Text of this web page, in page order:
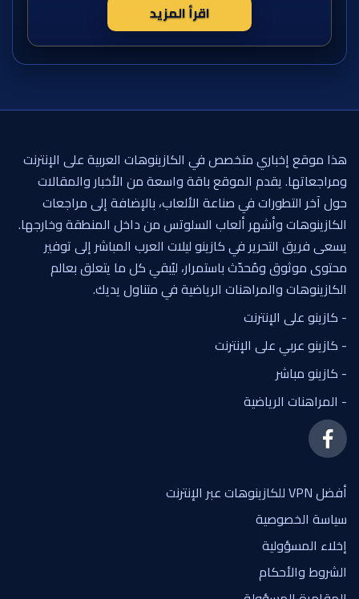
اقرأ المزيد
هذا موقع إخباري متخصص في الكازينوهات العربية على الإنترنت
ومراجعاتها. يقدم الموقع باقة واسعة من الأخبار والمقالات
حول آخر التطورات في صناعة الألعاب، بالإضافة إلى مراجعات
الكازينوهات وأشهر ألعاب السلوتس من داخل المنطقة وخارجها.
يسعى فريق التحرير في كازينو ليلات العرب المباشر إلى توفير
محتوى موثوق ومُحدّث باستمرار، ليُبقي كل ما يتعلق بعالم
الكازينوهات والمراهنات الرياضية في متناول يديك.
- كازينو على الإنترنت
- كازينو عربي على الإنترنت
- كازينو مباشر
- المراهنات الرياضية
أفضل VPN للكازينوهات عبر الإنترنت
سياسة الخصوصية
إخلاء المسؤولية
الشروط والأحكام